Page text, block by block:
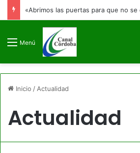
Menú
Inicio / Actualidad
Actualidad